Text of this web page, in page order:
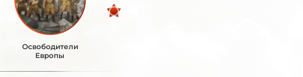
Освободители
Европы